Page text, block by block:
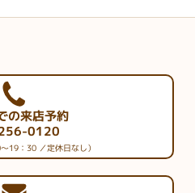
の来店予約
0120
19：30 ／定休日なし）